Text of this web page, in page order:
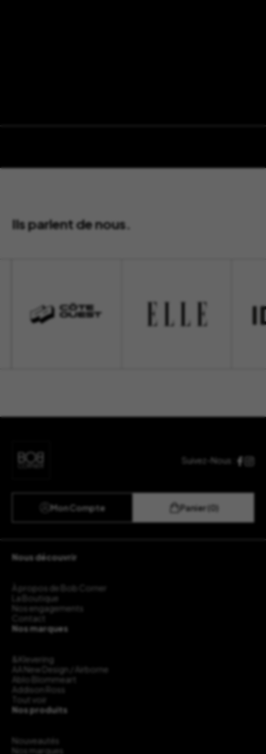
Ils parlent de nous.
Suivez-Nous :
Mon Compte Panier (0)
Nous découvrir
À propos de Bob Corner
La Boutique
Nos engagements
Contact
Nos marques
&Klevering
AA New Design / Airborne
Ablo Blommeart
Addison Ross
Tout voir
Nos produits
Nouveautés
Nos marques